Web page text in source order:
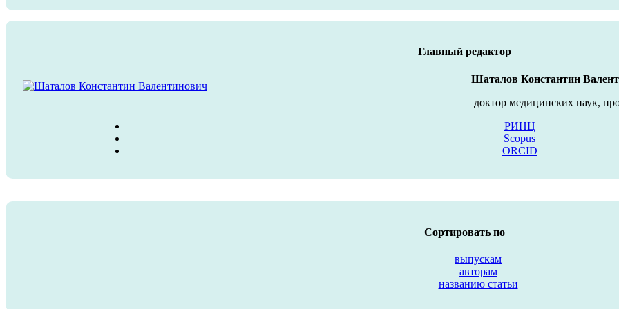
Главный редактор
Шаталов Константин
доктор медицинских наук,
РИНЦ
Scopus
ORCID
Сортировать по
выпускам
авторам
названию статьи